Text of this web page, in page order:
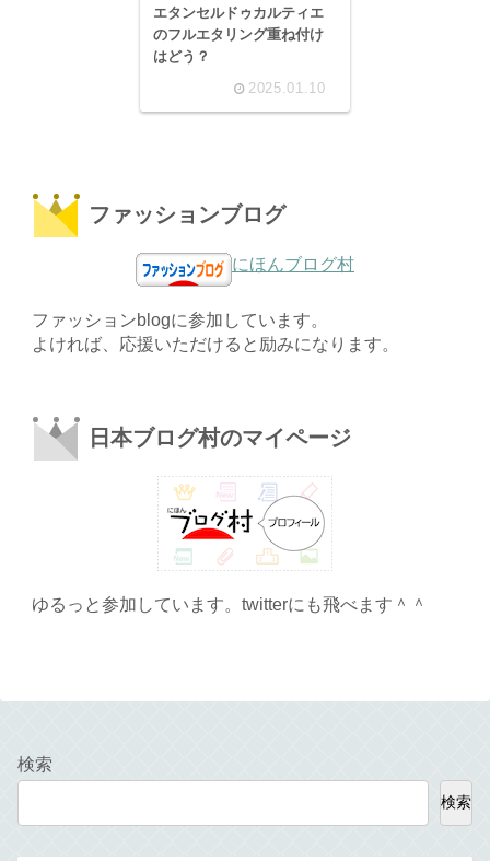
エタンセルドゥカルティエ
のフルエタリング重ね付け
はどう？
2025.01.10
ファッションブログ
にほんブログ村
ファッションblogに参加しています。
よければ、応援いただけると励みになります。
日本ブログ村のマイページ
ゆるっと参加しています。twitterにも飛べます＾＾
検索
検索